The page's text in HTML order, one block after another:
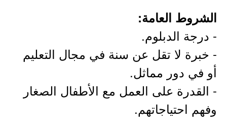
الشروط العامة:
- درجة الدبلوم.
- خبرة لا تقل عن سنة في مجال التعليم
أو في دور مماثل.
- القدرة على العمل مع الأطفال الصغار
وفهم احتياجاتهم.